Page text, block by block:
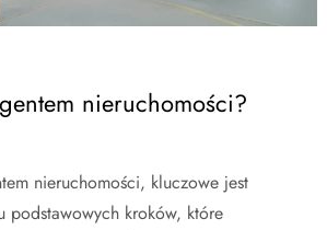
nieruchomości?
nieruchomości, kluczowe jest
podstawowych kroków, które